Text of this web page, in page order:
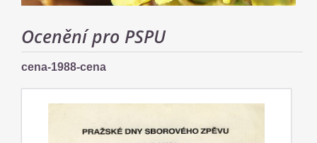
Ocenění pro PSPU
cena-1988-cena